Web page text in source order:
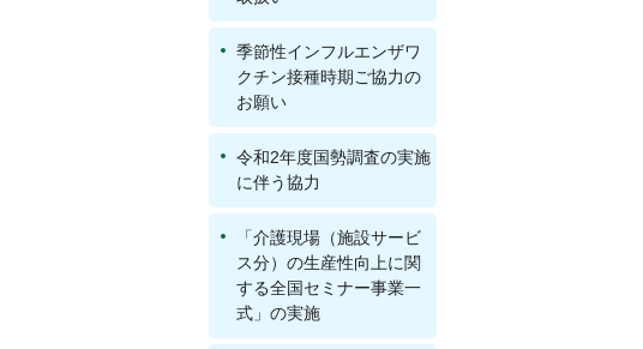
季節性インフルエンザワ
クチン接種時期ご協力の
お願い
令和2年度国勢調査の実施
に伴う協力
「介護現場（施設サービ
ス分）の生産性向上に関
する全国セミナー事業一
式」の実施